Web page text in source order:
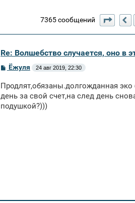
7365 сообщений
Re: Волшебство случается, оно в
С
б
щ
н
Ёжуля 24 авг 2019, 22:30
Продлят,обязаны.долгожданная
день за свой счет,на след день
подушкой?)))